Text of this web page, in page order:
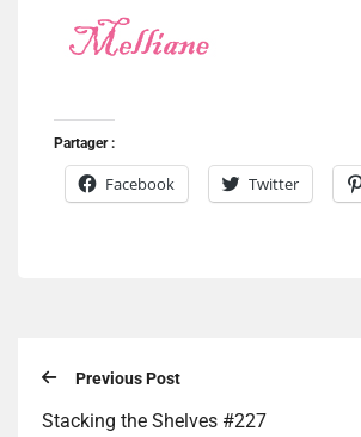
Partager :
Facebook Twitter
Previous Post
Stacking the Shelves #227